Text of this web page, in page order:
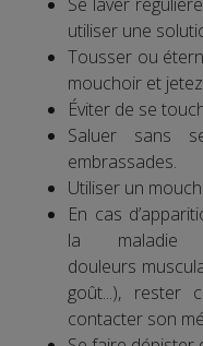
utiliser une
Tousser ou
mouchoir et
Éviter de se
Saluer sans
embrassades.
Utiliser un
En cas
la maladie
douleurs
goût...), rester
contacter son